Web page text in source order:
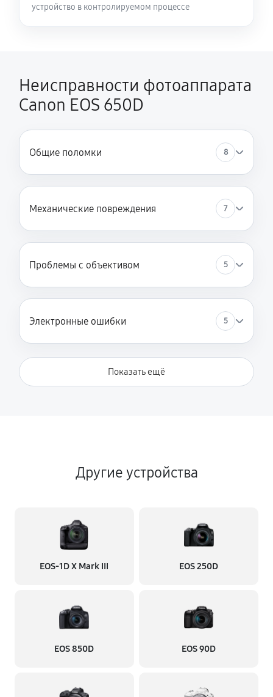
устройство в контролируемом процессе
Неисправности фотоаппарата
Canon EOS 650D
Общие поломки 8
Механические повреждения 7
Проблемы с объективом 5
Электронные ошибки 5
Показать ещё
Другие устройства
EOS‑1D X Mark III EOS 250D
EOS 850D EOS 90D